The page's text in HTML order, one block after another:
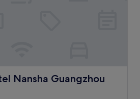
Nansha Guangzhou
Guangzhou